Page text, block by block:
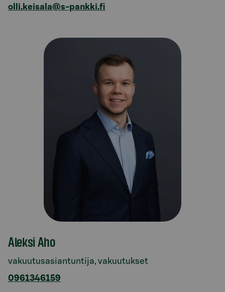
olli.keisala@s-pankki.fi
Aleksi Aho
vakuutusasiantuntija, vakuutukset
0961346159